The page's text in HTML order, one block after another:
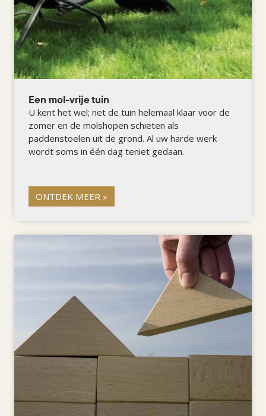
Een mol-vrije tuin
U kent het wel; net de tuin helemaal klaar voor de
zomer en de molshopen schieten als
paddenstoelen uit de grond. Al uw harde werk
wordt soms in één dag teniet gedaan.
ONTDEK MEER »